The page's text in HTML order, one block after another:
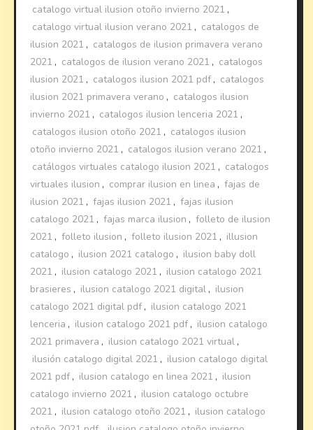
catalogo virtual ilusion otoño invierno 2021 ,
catalogo virtual ilusion verano 2021 , catalogos de
ilusion 2021 , catalogos de ilusion primavera verano
2021 , catalogos de ilusion verano 2021 , catalogos
ilusion 2021 , catalogos ilusion 2021 pdf , catalogos
ilusion 2021 primavera verano , catalogos ilusion
invierno 2021 , catalogos ilusion lenceria 2021 ,
catalogos ilusion otoño 2021 , catalogos ilusion
otoño invierno 2021 , catalogos ilusion verano 2021 ,
catálogos virtuales catalogo ilusion 2021 , catalogos
virtuales ilusion , comprar ilusion en linea , fajas de
ilusion 2021 , fajas ilusion 2021 , fajas ilusion
catalogo 2021 , fajas marca ilusion , folleto de ilusion
2021 , folleto ilusion , folleto ilusion 2021 , illusion
catalogo , ilusion 2021 catalogo , ilusion baby doll
2021 , ilusion catalogo 2021 , ilusion catalogo 2021
brasieres , ilusion catalogo 2021 digital , ilusion
catalogo 2021 digital pdf , ilusion catalogo 2021
lenceria , ilusion catalogo 2021 pdf , ilusion catalogo
2021 primavera , ilusion catalogo 2021 virtual ,
ilusión catalogo digital 2021 , ilusion catalogo digital
2021 pdf , ilusion catalogo en linea 2021 , ilusion
catalogo invierno 2021 , ilusion catalogo octubre
2021 , ilusion catalogo otoño 2021 , ilusion catalogo